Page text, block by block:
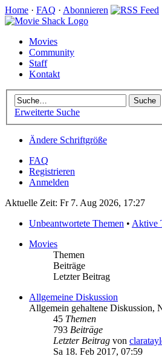
Home · FAQ · Abonnieren
Movies
Community
Staff
Kontakt
Erweiterte Suche
Ändere Schriftgröße
FAQ
Registrieren
Anmelden
Aktuelle Zeit: Fr 7. Aug 2026, 17:27
Unbeantwortete Themen • Aktive
Movies
Themen
Beiträge
Letzter Beitrag
Allgemeine Diskussion
Allgemein gehaltene Diskussion,
45 Themen
793 Beiträge
Letzter Beitrag von
Sa 18. Feb 2017, 07:59